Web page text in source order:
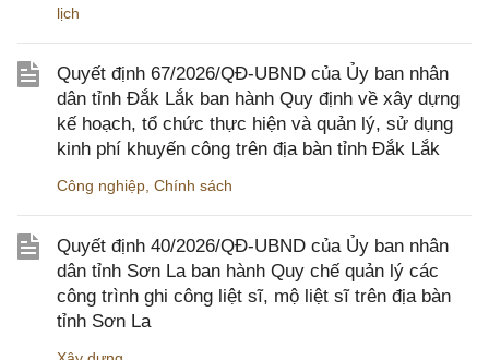
lịch
Quyết định 67/2026/QĐ-UBND của Ủy ban nhân
dân tỉnh Đắk Lắk ban hành Quy định về xây dựng
kế hoạch, tổ chức thực hiện và quản lý, sử dụng
kinh phí khuyến công trên địa bàn tỉnh Đắk Lắk
Công nghiệp Chính sách
Quyết định 40/2026/QĐ-UBND của Ủy ban nhân
dân tỉnh Sơn La ban hành Quy chế quản lý các
công trình ghi công liệt sĩ, mộ liệt sĩ trên địa bàn
tỉnh Sơn La